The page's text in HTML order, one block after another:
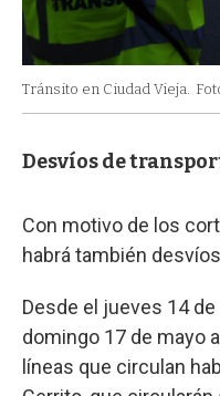
Tránsito en Ciudad Vieja.
Desvíos de
Con motivo de los
habrá también
Desde el jueves 14 de
domingo 17 de mayo
líneas que circulan